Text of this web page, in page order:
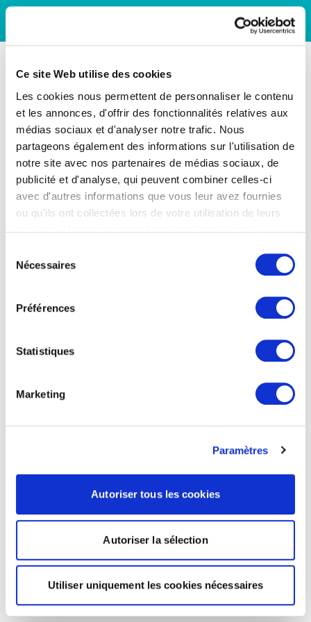
Ce site Web utilise des cookies
Les cookies nous permettent de personnaliser le contenu
et les annonces, d'offrir des fonctionnalités relatives aux
médias sociaux et d'analyser notre trafic. Nous
partageons également des informations sur l'utilisation de
notre site avec nos partenaires de médias sociaux, de
publicité et d'analyse, qui peuvent combiner celles-ci
avec d'autres informations que vous leur avez fournies
ou qu'ils ont collectées lors de votre utilisation de leurs
Nécessaires
Préférences
Statistiques
Marketing
Paramètres
Autoriser tous les cookies
Autoriser la sélection
Utiliser uniquement les cookies nécessaires